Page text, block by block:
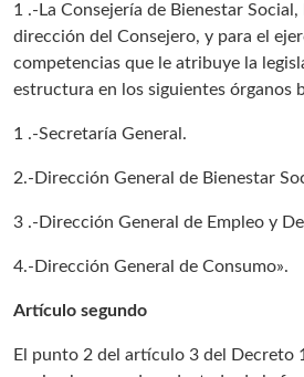
1 .-La Consejería de Bienestar
dirección del Consejero, y para el
competencias que le atribuye la
estructura en los siguientes órganos
1 .-Secretaría General.
2.-Dirección General de Bienestar
3 .-Dirección General de Empleo y
4.-Dirección General de Consumo».
Artículo segundo
El punto 2 del artículo 3 del Decreto